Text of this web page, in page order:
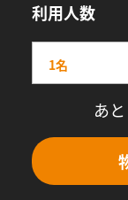
利用人数
あ